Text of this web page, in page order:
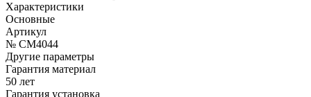
Характеристики
Основные
Артикул
№ CM4044
Другие параметры
Гарантия материал
50 лет
Гарантия установка